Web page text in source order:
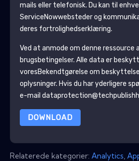
mails eller telefonisk. Du kan til
ServiceNowwebsteder og
deres fortrolighedserklæring.
Ved at anmode om denne ressource
brugsbetingelser. Alle data er
voresBekendtgørelse om
oplysninger. Hvis du har yderligere
e-mail
DOWNLOAD
Relaterede kategorier: Analytics